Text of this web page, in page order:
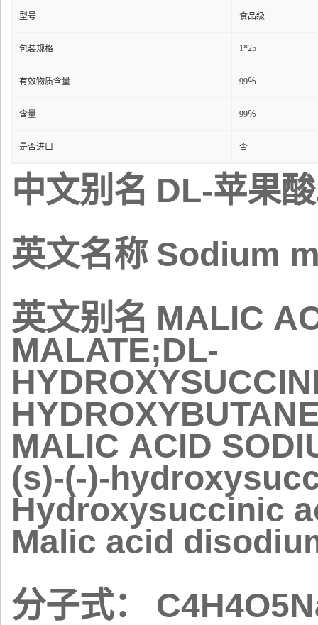
型号 食品级
包装规格 1*25
有效物质含量 99％
含量 99％
是否进口 否
中文别名 DL-苹果
英文名称 Sodium
英文别名 MALIC
MALATE;DL-
MALIC ACID
(s)-(-)-
Hydroxysuccinic
Malic acid
分子式：